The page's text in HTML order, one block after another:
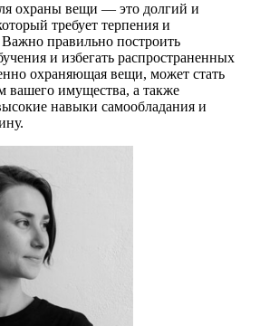
охраны вещи — это долгий и
требует терпения и
правильно построить
и избегать распространенных
охраняющая вещи, может стать
имущества, а также
навыки самообладания и